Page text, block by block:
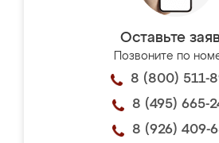
Оставьте
Позвоните по
8 (800) 511-
8 (495) 665-
8 (926) 409-